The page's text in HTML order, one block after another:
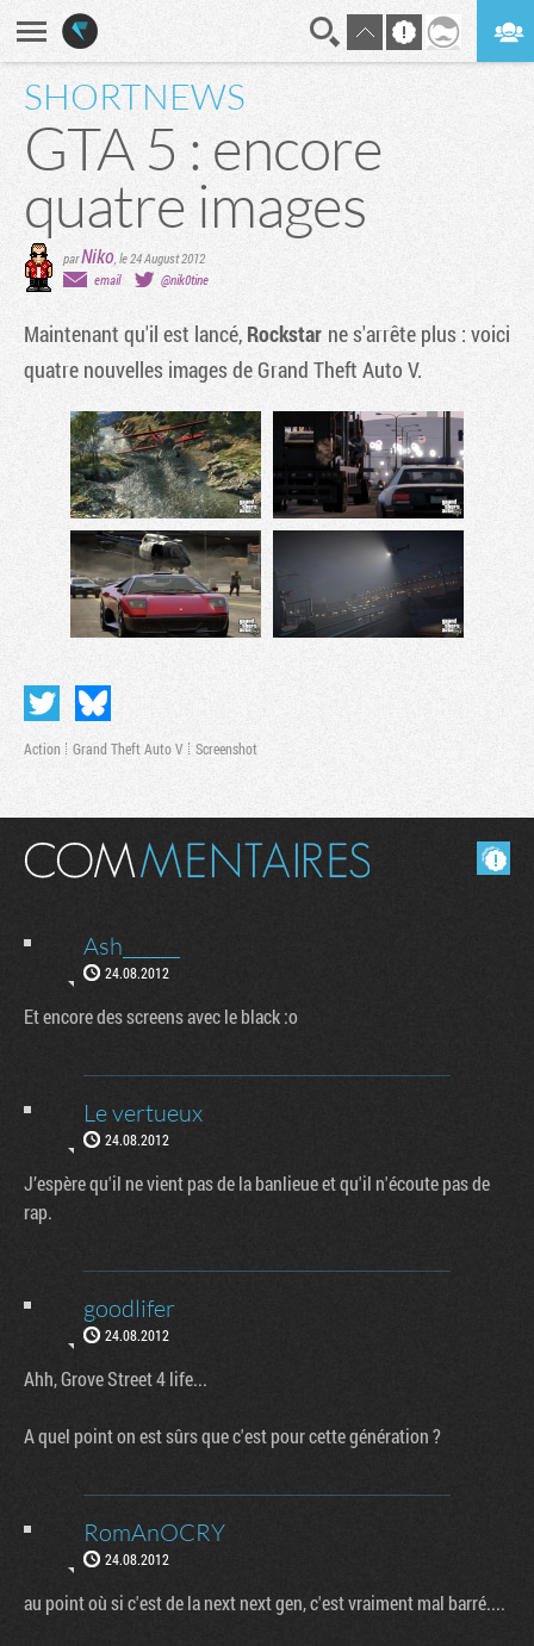
SHORTNEWS
GTA 5 : encore
quatre images
parNiko,le 24 August 2012
email
@nik0tine
Maintenant qu'il est lancé, Rockstar ne s'arrête plus : voici
quatre nouvelles images deGrand Theft Auto V.
Action Grand Theft Auto V Screenshot
Masquer les commentaires lus.
Ash______
24.08.2012
Et encore des screens avec le black :o
Le vertueux
24.08.2012
J’espère qu'il ne vient pas de la banlieue et qu'il n'écoute pas de
rap.
goodlifer
24.08.2012
Ahh, Grove Street 4 life...
A quel point on est sûrs que c'est pour cette génération ?
RomAnOCRY
24.08.2012
au point où si c'est de la next next gen, c'est vraiment mal barré....
Tribune